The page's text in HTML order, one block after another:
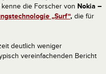
kenne die Forscher von Nokia –
„Surf“, die für
deutlich weniger
vereinfachenden Bericht